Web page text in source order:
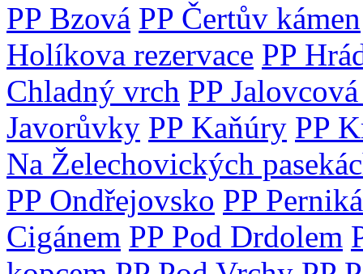
PP Bzová PP Čertův kámen
Holíkova rezervace PP
Chladný vrch PP
Javorůvky PP Kaňúry PP
Na Želechovických
PP Ondřejovsko PP
Cigánem PP Pod Drdolem